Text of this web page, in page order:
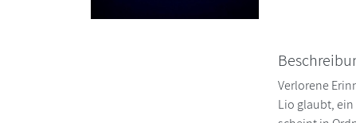
Verlorene
Lio glaubt,